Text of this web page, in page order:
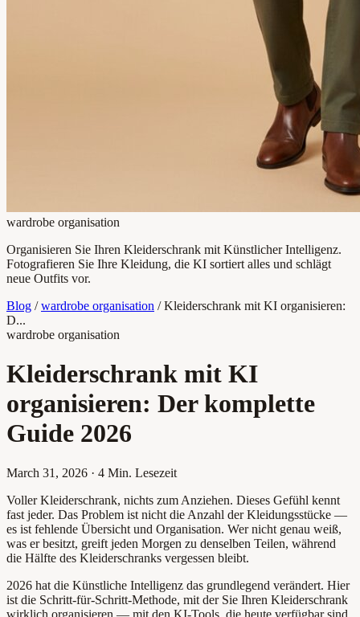
wardrobe organisation
Organisieren Sie Ihren Kleiderschrank mit Künstlicher Intelligenz.
Fotografieren Sie Ihre Kleidung, die KI sortiert alles und schlägt
neue Outfits vor.
Blog / wardrobe organisation / Kleiderschrank mit KI organisieren:
D...
wardrobe organisation
Kleiderschrank mit KI
organisieren: Der komplette
Guide 2026
March 31, 2026 · 4 Min. Lesezeit
Voller Kleiderschrank, nichts zum Anziehen. Dieses Gefühl kennt
fast jeder. Das Problem ist nicht die Anzahl der Kleidungsstücke —
es ist fehlende Übersicht und Organisation. Wer nicht genau weiß,
was er besitzt, greift jeden Morgen zu denselben Teilen, während
die Hälfte des Kleiderschranks vergessen bleibt.
2026 hat die Künstliche Intelligenz das grundlegend verändert. Hier
ist die Schritt-für-Schritt-Methode, mit der Sie Ihren Kleiderschrank
wirklich organisieren — mit den KI-Tools, die heute verfügbar sind.